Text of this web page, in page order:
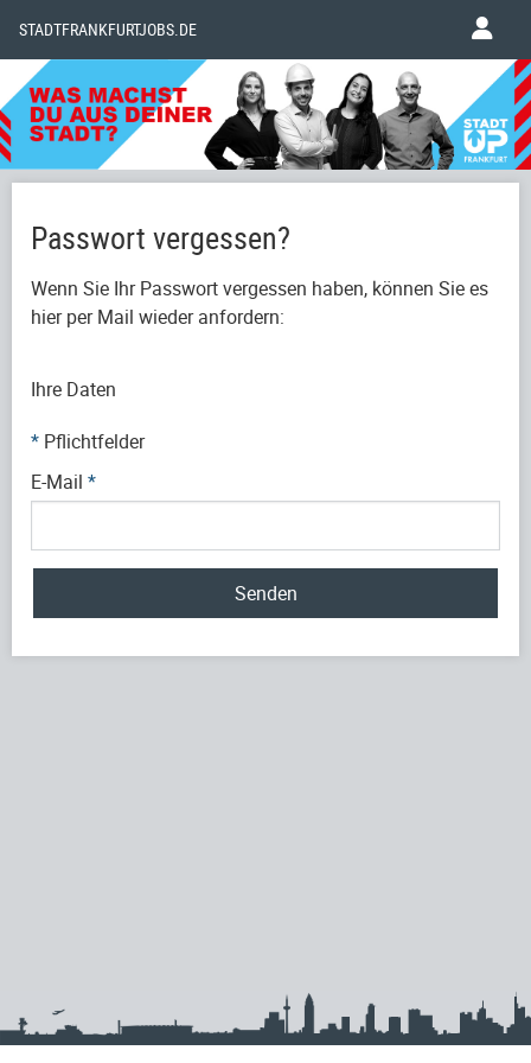
STADTFRANKFURTJOBS.DE
Passwort vergessen?
Wenn Sie Ihr Passwort vergessen haben, können Sie es
hier per Mail wieder anfordern:
Ihre Daten
* Pflichtfelder
E-Mail *
Senden